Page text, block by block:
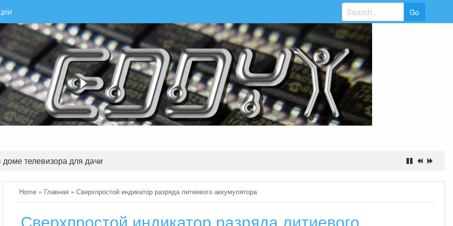
Search
for:
телевизора для дачи
Home» Главная » Сверхпростой индикатор разряда литиевого аккумулятора
Сверхпростой индикатор разряда литиевого